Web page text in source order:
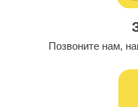
Позвоните нам,